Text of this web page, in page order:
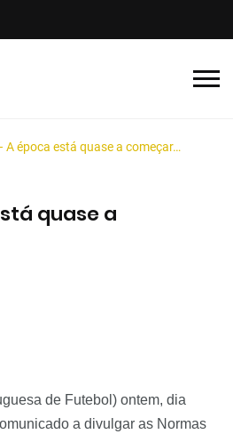
A época está quase a começar…
quase a
de Futebol) ontem, dia
a divulgar as Normas